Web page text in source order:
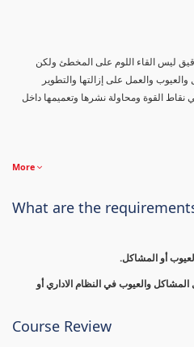
ليس القاء اللوم على المخطئ ولكن
والعمل على إزالتها والتطوير
القوة ومحاولة نشرها وتعميمها داخل
More
What are the
أو المشاكل.
والعيوب في النظام الاداري أو
Course Review